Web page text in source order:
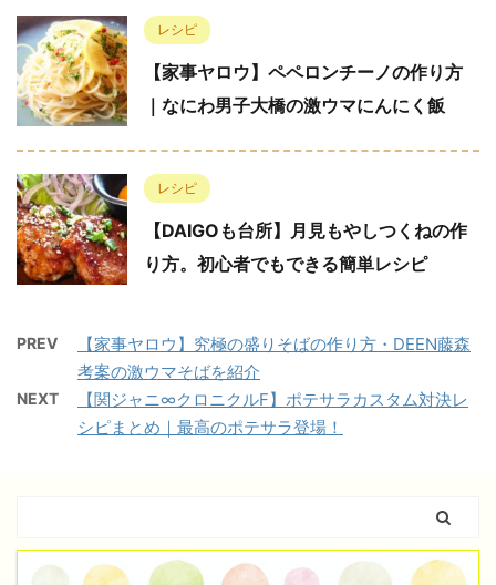
レシピ
【家事ヤロウ】ペペロンチーノの作り方
｜なにわ男子大橋の激ウマにんにく飯
レシピ
【DAIGOも台所】月見もやしつくねの作
り方。初心者でもできる簡単レシピ
PREV
【家事ヤロウ】究極の盛りそばの作り方・DEEN藤森
考案の激ウマそばを紹介
NEXT
【関ジャニ∞クロニクルF】ポテサラカスタム対決レ
シピまとめ｜最高のポテサラ登場！